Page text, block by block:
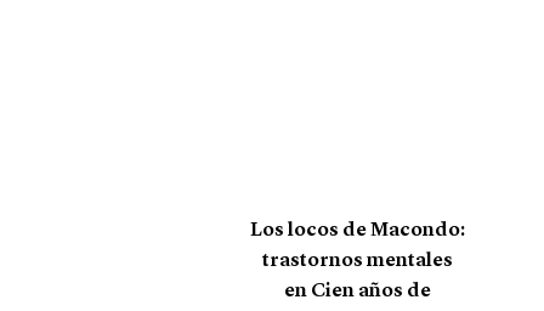
Los locos de Macondo:
trastornos mentales
en Cien años de